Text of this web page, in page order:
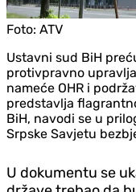
Foto: ATV
Ustavni sud BiH
protivpravno
nameće OHR i
predstavlja
BiH, navodi se u
Srpske Savjetu
U dokumentu se